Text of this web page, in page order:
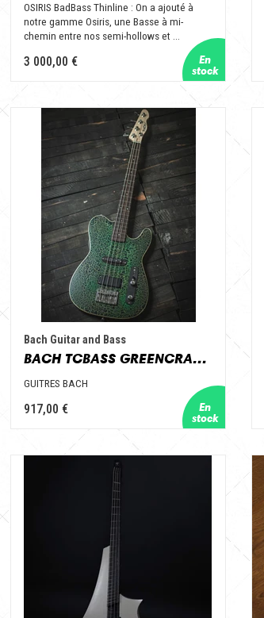
OSIRIS BadBass Thinline : On a ajouté à
notre gamme Osiris, une Basse à mi-
chemin entre nos semi-hollows et ...
3 000,00 €
Bach Guitar and Bass
BACH TCBASS GREENCRACKLE
GUITRES BACH
917,00 €